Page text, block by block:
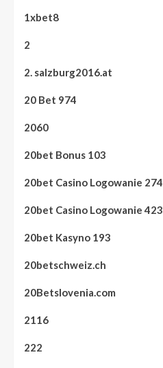
1xbet8
2
2. salzburg2016.at
20 Bet 974
2060
20bet Bonus 103
20bet Casino Logowanie 274
20bet Casino Logowanie 423
20bet Kasyno 193
20betschweiz.ch
20Betslovenia.com
2116
222